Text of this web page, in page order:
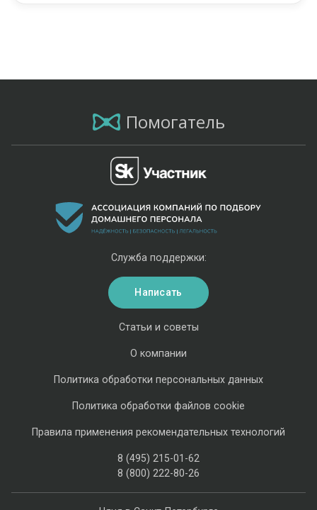
Помогатель
Статьи и советы
О компании
Политика обработки персональных данных
Политика обработки файлов cookie
Правила применения рекомендательных технологий
8 (495) 215-01-62
8 (800) 222-80-26
Служба поддержки:
Написать